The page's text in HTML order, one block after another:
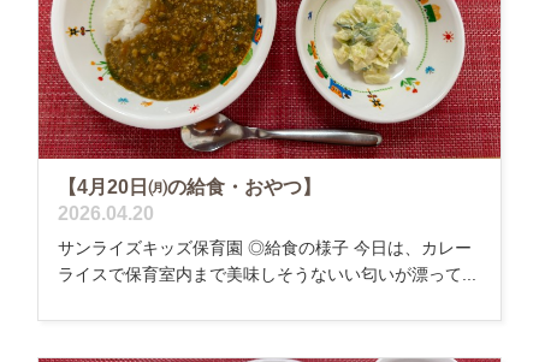
【4月20日㈪の給食・おやつ】
2026.04.20
サンライズキッズ保育園 ◎給食の様子 今日は、カレー
ライスで保育室内まで美味しそうないい匂いが漂って...